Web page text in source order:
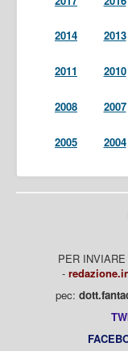
2014 2013
2011 2010
2008 2007
2005 2004
PER
-
pec: